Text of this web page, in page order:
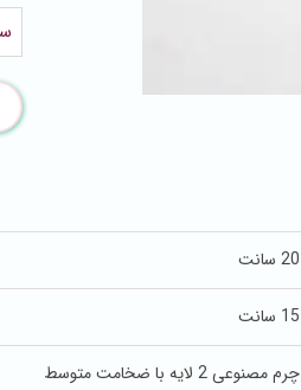
20 سانت
15 سانت
چرم مصنوعی 2 لایه با ضخامت متوسط